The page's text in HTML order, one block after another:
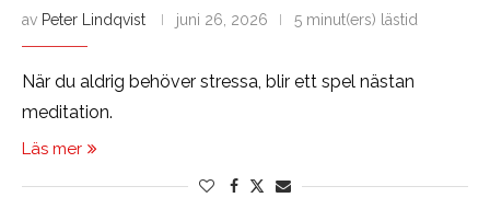
av Peter Lindqvist juni 26, 2026 5 minut(ers) lästid
När du aldrig behöver stressa, blir ett spel nästan
meditation.
Läs mer